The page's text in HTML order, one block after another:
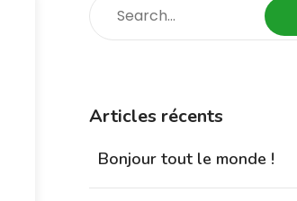
Articles récents
Bonjour tout le monde !